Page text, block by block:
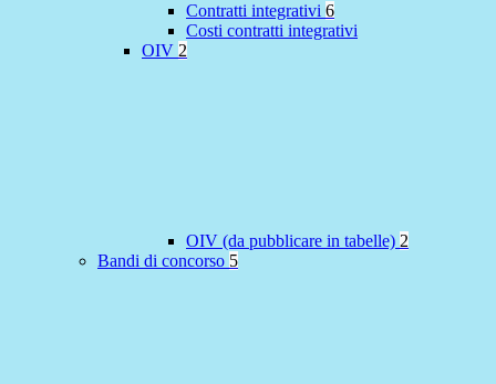
Contratti integrativi 6
Costi contratti integrativi
OIV 2
OIV (da pubblicare in tabelle) 2
Bandi di concorso 5